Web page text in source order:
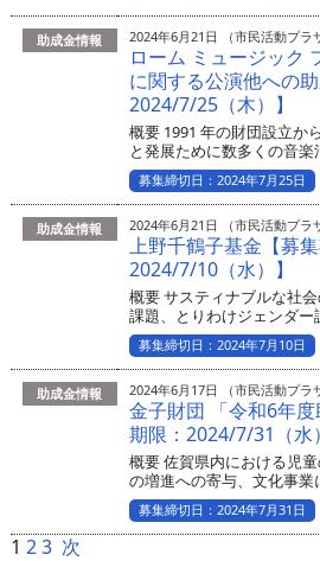
助成金情報 2024年6月21日 （市民活動プラ
ローム ミュージック
に関する公演他への
2024/7/25（木）】
概要 1991 年の財団設立か
と発展ために数多くの音
募集締切日：2024年7月25日
助成金情報 2024年6月21日 （市民活動プラ
上野千鶴子基金【募集
2024/7/10（水）】
概要 サスティナブルな社
課題、とりわけジェンダ
募集締切日：2024年7月10日
助成金情報 2024年6月17日 （市民活動プラ
金子財団 「令和6年
期限：2024/7/31（水
概要 佐賀県内における児
の増進への寄与、文化事
募集締切日：2024年7月31日
1 23 次